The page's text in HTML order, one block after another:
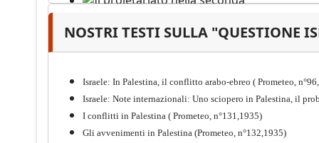
Il proletariato nella seconda
guerra mondiale e nella
PDF Quaderno n°4 (nuova edizione 2021)
NOSTRI TESTI SULLA "QUESTIONE
Israele: In Palestina, il conflitto arabo-ebreo ( Prometeo,
Israele: Note internazionali: Uno sciopero in Palestina, il
I conflitti in Palestina ( Prometeo, n°131,1935)
Gli avvenimenti in Palestina (Prometeo, n°132,1935)